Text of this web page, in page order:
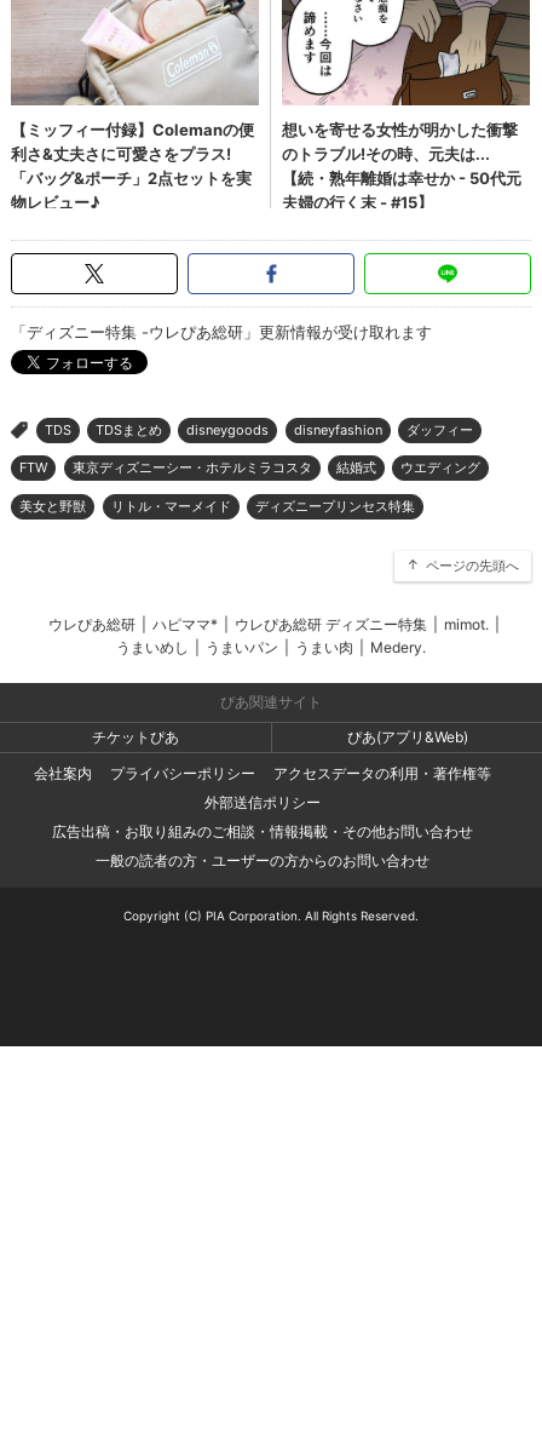
「ディズニー特集 -ウレぴあ総研」更新情報が受け取れます
> TDS TDSまとめ disneygoods disneyfashion ダッフィー
FTW 東京ディズニーシー・ホテルミラコスタ 結婚式 ウエディング
美女と野獣 リトル・マーメイド ディズニープリンセス特集
ページの先頭へ
ウレぴあ総研 ハピママ* ウレぴあ総研 ディズニー特集 mimot.
うまいめし
うまいパン うまい肉 Medery.
ぴあ関連サイト
チケットぴあ
ぴあ(アプリ&Web)
会社案内
プライバシーポリシー
アクセスデータの利用・著作権等
外部送信ポリシー
広告出稿・お取り組みのご相談・情報掲載・その他お問い合わせ
一般の読者の方・ユーザーの方からのお問い合わせ
Copyright (C) PIA Corporation. All Rights Reserved.